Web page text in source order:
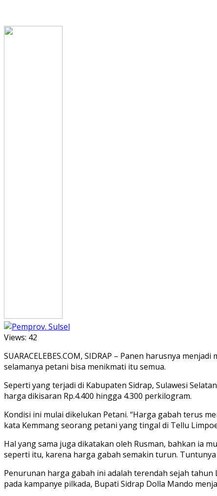
Views: 42
SUARACELEBES.COM, SIDRAP – Panen harusnya
selamanya petani bisa menikmati itu semua.
Seperti yang terjadi di Kabupaten Sidrap, Sulawesi
harga dikisaran Rp.4.400 hingga 4.300 perkilogram.
Kondisi ini mulai dikelukan Petani. “Harga gabah terus
kata Kemmang seorang petani yang tingal di Tellu
Hal yang sama juga dikatakan oleh Rusman, bahkan ia
seperti itu, karena harga gabah semakin turun.
Penurunan harga gabah ini adalah terendah sejah tahun
pada kampanye pilkada, Bupati Sidrap Dolla Mando